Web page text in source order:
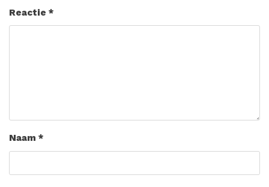
Reactie *
Naam *